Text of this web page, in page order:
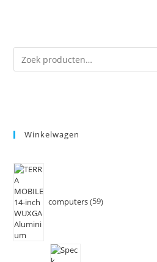
Winkelwagen
computers 59